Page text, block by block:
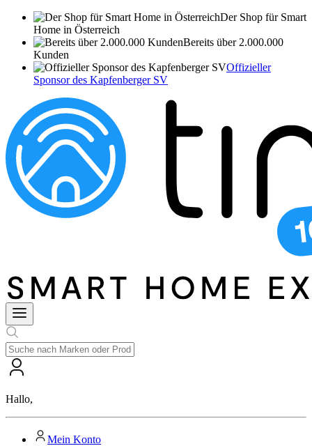
Der Shop für Smart
Home in Österreich
Bereits über 2.000.000
Kunden
Offizieller
Sponsor des Kapfenberger SV
Hallo,
Mein Konto